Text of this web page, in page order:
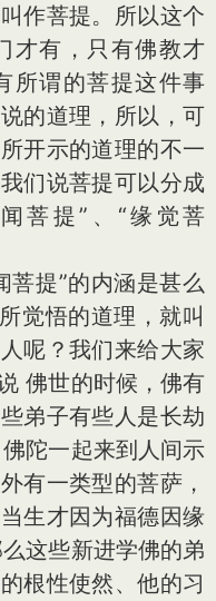
作菩提。所以这个
才有，只有佛教才
所谓的菩提这件事
的道理，所以，可
开示的道理的不一
们说菩提可以分成
菩提”、“缘觉菩
提”的内涵是甚么
觉悟的道理，就叫
呢？我们来给大家
佛世的时候，佛有
弟子有些人是长劫
陀一起来到人间示
有一类型的菩萨，
生才因为福德因缘
这些新进学佛的弟
根性使然、他的习